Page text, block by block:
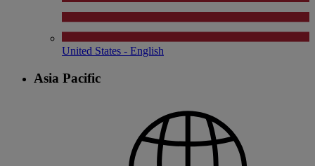
United States - English
Asia Pacific